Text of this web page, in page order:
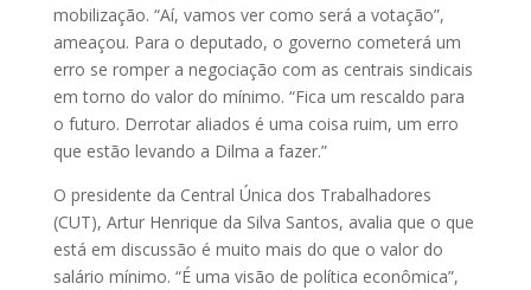
mobilização. “Aí, vamos ver como será a votação”,
ameaçou. Para o deputado, o governo cometerá um
erro se romper a negociação com as centrais sindicais
em torno do valor do mínimo. “Fica um rescaldo para
o futuro. Derrotar aliados é uma coisa ruim, um erro
que estão levando a Dilma a fazer.”
O presidente da Central Única dos Trabalhadores
(CUT), Artur Henrique da Silva Santos, avalia que o que
está em discussão é muito mais do que o valor do
salário mínimo. “É uma visão de política econômica”,